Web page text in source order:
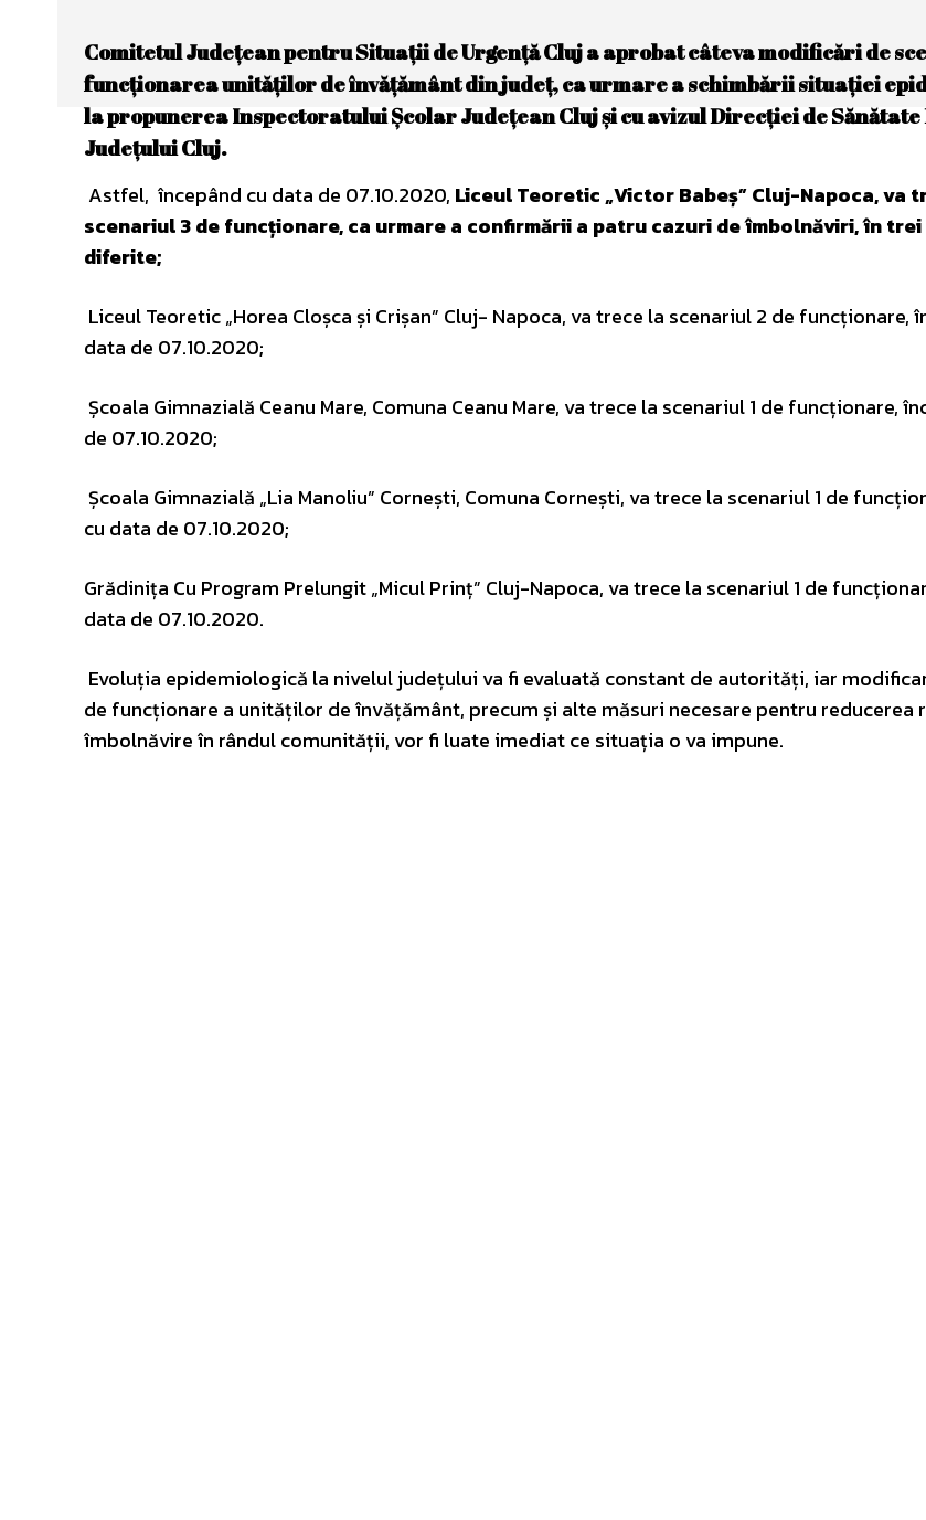
Comitetul Județean pentru Situații de Urgență Cluj a aprobat câteva modificări de
funcționarea unităților de învățământ din județ, ca urmare a schimbării situației
la propunerea Inspectoratului Școlar Județean Cluj și cu avizul Direcției de Sănătate
Județului Cluj.
Astfel, începând cu data de 07.10.2020, Liceul Teoretic „Victor Babeș” Cluj-Napoca, va
scenariul 3 de funcționare, ca urmare a confirmării a patru cazuri de îmbolnăviri, în
diferite;
Liceul Teoretic „Horea Cloșca și Crișan” Cluj- Napoca, va trece la scenariul 2 de funcționare,
data de 07.10.2020;
Școala Gimnazială Ceanu Mare, Comuna Ceanu Mare, va trece la scenariul 1 de funcționare,
de 07.10.2020;
Școala Gimnazială „Lia Manoliu” Cornești, Comuna Cornești, va trece la scenariul 1 de
cu data de 07.10.2020;
Grădinița Cu Program Prelungit „Micul Prinț” Cluj-Napoca, va trece la scenariul 1 de
data de 07.10.2020.
Evoluția epidemiologică la nivelul județului va fi evaluată constant de autorități, iar
de funcționare a unităților de învățământ, precum și alte măsuri necesare pentru reducerea
îmbolnăvire în rândul comunității, vor fi luate imediat ce situația o va impune.